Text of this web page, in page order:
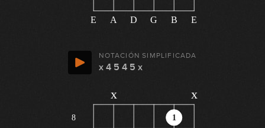
E A D G B E
NOTACIÓN SIMPLIFICADA
x 4 5 4 5 x
8
x
1
x